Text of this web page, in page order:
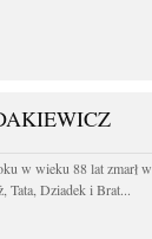
w wieku 88 lat zmarł w
Tata, Dziadek i Brat...